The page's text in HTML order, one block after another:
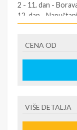
2 - 11. dan -
12. dan -
časova. Slobodno
informisati se kod
povratka ).
12/13. dan -
1.dan - Dolazak
CENA OD
VIŠE DETALJA